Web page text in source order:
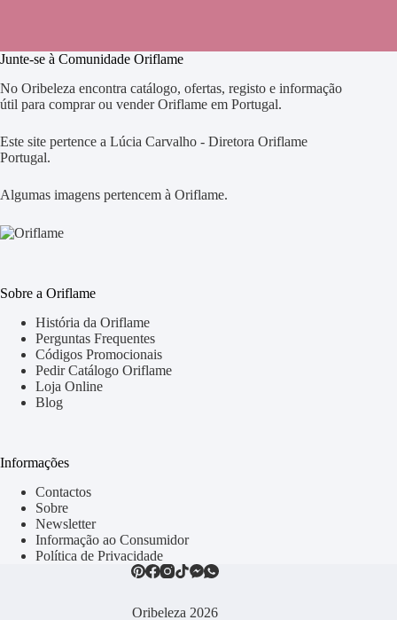
Junte-se à Comunidade Oriflame
No Oribeleza encontra catálogo, ofertas, registo e informação
útil para comprar ou vender Oriflame em Portugal.
Este site pertence a Lúcia Carvalho - Diretora Oriflame
Portugal.
Algumas imagens pertencem à Oriflame.
Sobre a Oriflame
História da Oriflame
Perguntas Frequentes
Códigos Promocionais
Pedir Catálogo Oriflame
Loja Online
Blog
Informações
Contactos
Sobre
Newsletter
Informação ao Consumidor
Política de Privacidade
Oribeleza 2026